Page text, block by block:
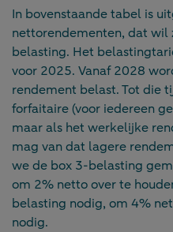
In bovenstaande tabel is
nettorendementen, dat wil
belasting. Het
voor 2025. Vanaf 2028
rendement belast. Tot die
forfaitaire (voor iedereen
maar als het werkelijke
mag van dat lagere
we de box 3-belasting
om 2% netto over te
belasting nodig, om 4%
nodig.